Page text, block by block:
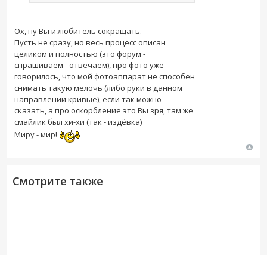
Ох, ну Вы и любитель сокращать.
Пусть не сразу, но весь процесс описан
целиком и полностью (это форум -
спрашиваем - отвечаем), про фото уже
говорилось, что мой фотоаппарат не способен
снимать такую мелочь (либо руки в данном
направлении кривые), если так можно
сказать, а про оскорбление это Вы зря, там же
смайлик был хи-хи (так - издёвка)
Миру - мир!
Смотрите также